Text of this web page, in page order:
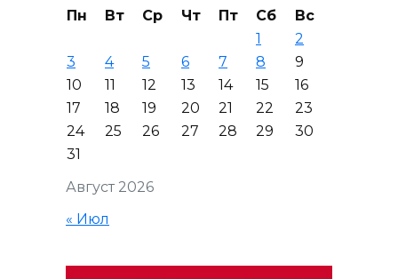
Август 2026
Пн Вт Ср Чт Пт Сб
Вс
1
2
3
4 5 6 7 8
9
10
11 12 13 14 15
16
17
18 19 20 21 22
23
24
25 26 27 28 29
30
31
« Июл